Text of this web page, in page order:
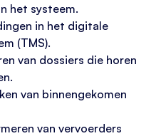
het systeem.
in het digitale
(TMS).
van dossiers die horen
van binnengekomen
van vervoerders